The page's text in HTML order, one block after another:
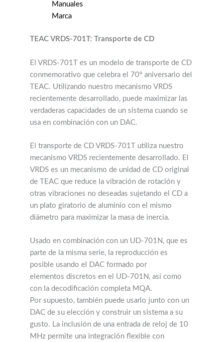
Manuales
Marca
TEAC VRDS-701T: Transporte de CD
El VRDS-701T es un modelo de transporte de CD
conmemorativo que celebra el 70º aniversario del
TEAC. Utilizando nuestro mecanismo VRDS
recientemente desarrollado, puede maximizar las
verdaderas capacidades de un sistema cuando se
usa en combinación con un DAC.
El transporte de CD VRDS-701T utiliza nuestro
mecanismo VRDS recientemente desarrollado. El
VRDS es un mecanismo de unidad de CD original
de TEAC que reduce la vibración de rotación y
otras vibraciones no deseadas sujetando el CD a
un plato giratorio de aluminio con el mismo
diámetro para maximizar la masa de inercia.
Usado en combinación con un UD-701N, que es
parte de la misma serie, la reproducción es
posible usando el DAC formado por
elementos discretos en el UD-701N, así como
con la decodificación completa MQA.
Por supuesto, también puede usarlo junto con un
DAC de su elección y construir un sistema a su
gusto. La inclusión de una entrada de reloj de 10
MHz permite una integración flexible con